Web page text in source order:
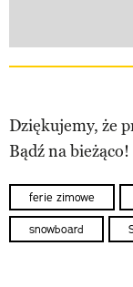
Dziękujemy, że
Bądź na bieżąco!
ferie zimowe
snowboard